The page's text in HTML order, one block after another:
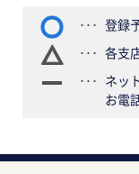
登録
各支
ネッ
お電